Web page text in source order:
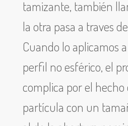
tamizante, también
la otra pasa a traves
Cuando lo aplicamos
perfil no esférico, el
complica por el
partícula con un